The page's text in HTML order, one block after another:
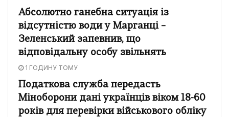
Абсолютно ганебна ситуація із
відсутністю води у Марганці –
Зеленський запевнив, що
відповідальну особу звільнять
1 ГОДИНУ ТОМУ
Податкова служба передасть
Міноборони дані українців віком 18-60
років для перевірки військового обліку